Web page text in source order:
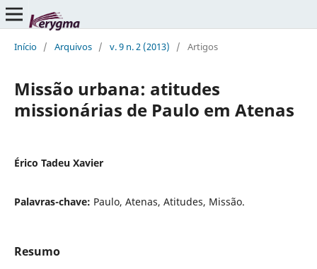
Início / Arquivos / v. 9 n. 2 (2013) / Artigos
Missão urbana: atitudes
missionárias de Paulo em Atenas
Érico Tadeu Xavier
Palavras-chave: Paulo, Atenas, Atitudes, Missão.
Resumo